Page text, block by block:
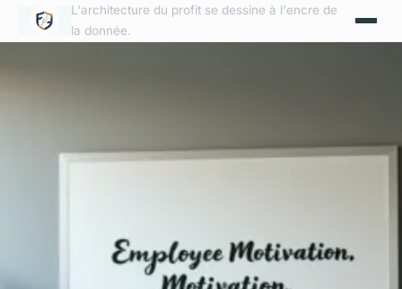
L'architecture du profit se dessine à l'encre de
la donnée.